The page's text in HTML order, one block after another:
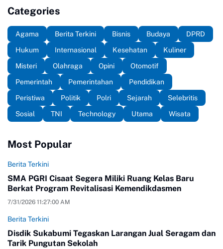
Categories
Agama Berita Terkini Bisnis Budaya
DPRD
Hukum
Internasional Kesehatan
Kuliner
Misteri
Olahraga Opini
Otomotif
Pemerintah
Pemerintahan
Pendidikan
Peristiwa
Politik Polri Sejarah
Selebritis
Sosial
TNI Technology Utama Wisata
Most Popular
Berita Terkini
SMA PGRI Cisaat Segera Miliki Ruang Kelas Baru
Berkat Program Revitalisasi Kemendikdasmen
7/31/2026 11:27:00 AM
Berita Terkini
Disdik Sukabumi Tegaskan Larangan Jual Seragam dan
Tarik Pungutan Sekolah